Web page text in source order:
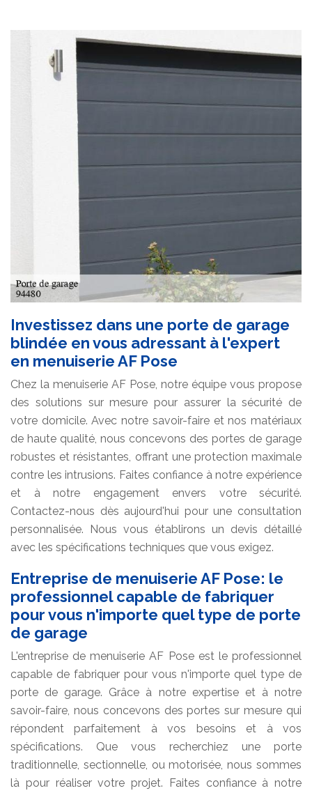
Investissez dans une porte de garage
blindée en vous adressant à l'expert
en menuiserie AF Pose
Chez la menuiserie AF Pose, notre équipe vous propose
des solutions sur mesure pour assurer la sécurité de
votre domicile. Avec notre savoir-faire et nos matériaux
de haute qualité, nous concevons des portes de garage
robustes et résistantes, offrant une protection maximale
contre les intrusions. Faites confiance à notre expérience
et à notre engagement envers votre sécurité.
Contactez-nous dès aujourd'hui pour une consultation
personnalisée. Nous vous établirons un devis détaillé
avec les spécifications techniques que vous exigez.
Entreprise de menuiserie AF Pose: le
professionnel capable de fabriquer
pour vous n'importe quel type de porte
de garage
L'entreprise de menuiserie AF Pose est le professionnel
capable de fabriquer pour vous n'importe quel type de
porte de garage. Grâce à notre expertise et à notre
savoir-faire, nous concevons des portes sur mesure qui
répondent parfaitement à vos besoins et à vos
spécifications. Que vous recherchiez une porte
traditionnelle, sectionnelle, ou motorisée, nous sommes
là pour réaliser votre projet. Faites confiance à notre